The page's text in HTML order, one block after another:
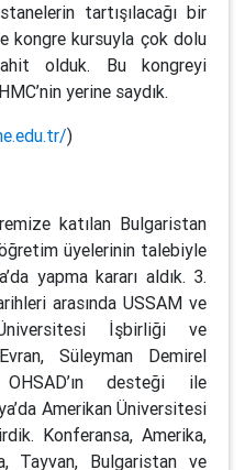
tartışılacağı bir
kongre kursuyla çok dolu
olduk. Bu kongreyi
yerine saydık.
)
katılan Bulgaristan
üyelerinin talebiyle
yapma kararı aldık. 3.
arasında USSAM ve
İşbirliği ve
Süleyman Demirel
desteği ile
Amerikan Üniversitesi
Konferansa, Amerika,
Tayvan, Bulgaristan ve